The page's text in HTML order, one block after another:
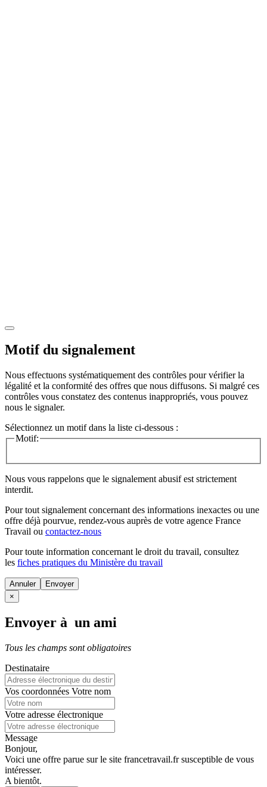
Motif du signalement
Nous effectuons systématiquement des contrôles pour vérifier la
légalité et la conformité des offres que nous diffusons. Si malgré ces
contrôles vous constatez des contenus inappropriés, vous pouvez
nous le signaler.
Sélectionnez un motif dans la liste ci-dessous :
Motif:
Nous vous rappelons que le signalement abusif est strictement
interdit.
Pour tout signalement concernant des informations inexactes ou une
offre déjà pourvue, rendez-vous auprès de votre agence France
Travail ou contactez-nous
Pour toute information concernant le droit du travail, consultez
les fiches pratiques du Ministère du travail
Annuler
×
Envoyer à un ami
Tous les champs sont obligatoires
Destinataire
Vos coordonnées Votre nom
Votre adresse électronique
Message
Bonjour,
Voici une offre parue sur le site francetravail.fr susceptible de vous
intéresser.
A bientôt.